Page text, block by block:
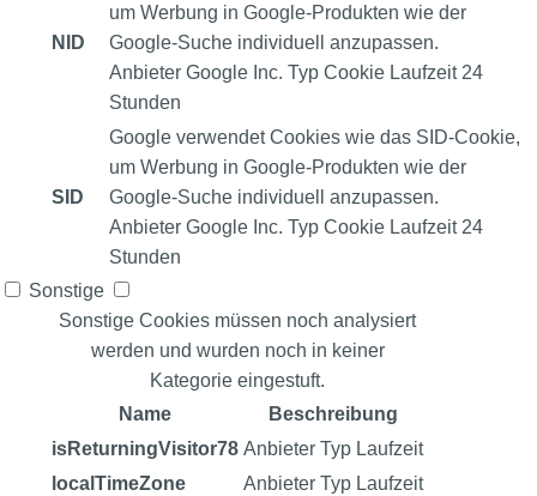
NID
um Werbung in Google-Produkten wie der
Google-Suche individuell anzupassen.
Anbieter Google Inc. Typ Cookie Laufzeit 24
Stunden
SID
Google verwendet Cookies wie das SID-Cookie,
um Werbung in Google-Produkten wie der
Google-Suche individuell anzupassen.
Anbieter Google Inc. Typ Cookie Laufzeit 24
Stunden
Sonstige
Sonstige Cookies müssen noch analysiert
werden und wurden noch in keiner
Kategorie eingestuft.
Name
Beschreibung
isReturningVisitor78 Anbieter Typ Laufzeit
localTimeZone
Anbieter Typ Laufzeit